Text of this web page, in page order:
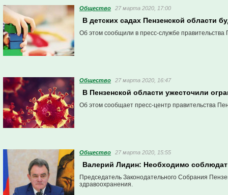
Общество 27 марта 2020, 17:00
В детских садах Пензенской области
Об этом сообщили в пресс-службе правительства
Общество 27 марта 2020, 16:47
В Пензенской области ужесточили
Об этом сообщает пресс-центр правительства
Общество 27 марта 2020, 15:55
Валерий Лидин: Необходимо
Председатель Законодательного Собрания
здравоохранения.